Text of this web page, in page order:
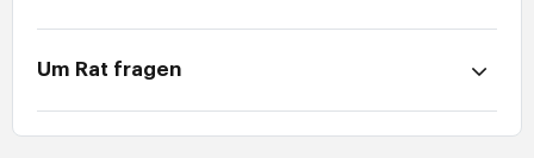
Um Rat fragen